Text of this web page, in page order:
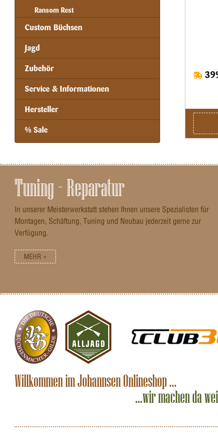
Ransom Rest
Custom Büchsen
Jagd
Zubehör
Service & Informationen
Hersteller
% Sale
Tuning – Reparatur
In unserer Meisterwerkstatt stehen Ihnen unsere Spezialisten für
Montagen, Schäftung, Tuning und Neubau jederzeit gerne zur
Verfügung.
MEHR »
Willkommen im Johannsen Onlineshop ...
...wir machen da